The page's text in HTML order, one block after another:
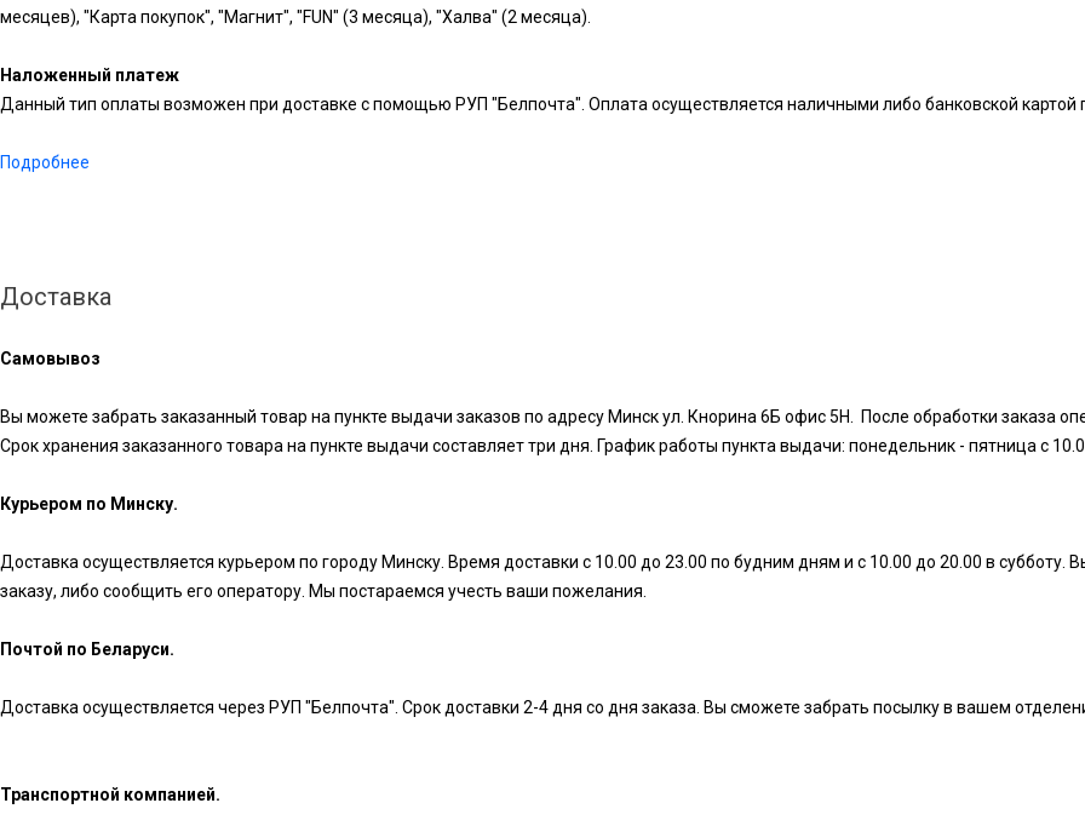
месяцев), "Карта покупок", "Магнит", "FUN" (3 месяца), "Халва" (2 месяца).
Наложенный платеж
Данный тип оплаты возможен при доставке с помощью РУП "Белпочта". Оплата осуществляется наличными либо банковской картой
Подробнее
Доставка
Самовывоз
Вы можете забрать заказанный товар на пункте выдачи заказов по адресу Минск ул. Кнорина 6Б офис 5Н. После обработки заказа
Срок хранения заказанного товара на пункте выдачи составляет три дня. График работы пункта выдачи: понедельник - пятница с
Курьером по Минску.
Доставка осуществляется курьером по городу Минску. Время доставки с 10.00 до 23.00 по будним дням и с 10.00 до 20.00 в
заказу, либо сообщить его оператору. Мы постараемся учесть ваши пожелания.
Почтой по Беларуси.
Доставка осуществляется через РУП "Белпочта". Срок доставки 2-4 дня со дня заказа. Вы сможете забрать посылку в вашем
Транспортной компанией.